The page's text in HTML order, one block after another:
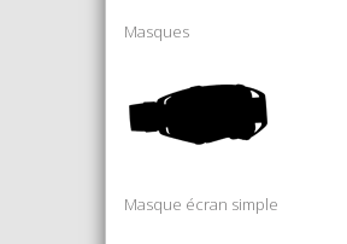
Masques
Masque écran simple